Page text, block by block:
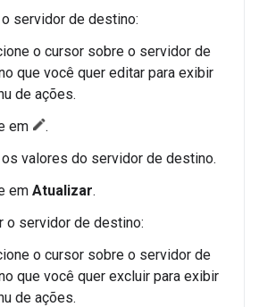
servidor de destino:
o cursor sobre o servidor de
que você quer editar para exibir
de ações.
em
.
valores do servidor de destino.
em Atualizar.
o servidor de destino:
o cursor sobre o servidor de
que você quer excluir para exibir
de ações.